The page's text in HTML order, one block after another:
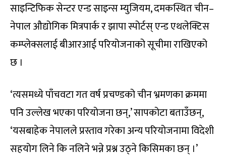
साइन्टिफिक सेन्टर एन्ड साइन्स म्युजियम, दमकस्थित चीन–
नेपाल औद्योगिक मित्रपार्क र झापा स्पोर्टस् एन्ड एथलेक्टिस
कम्प्लेक्सलाई बीआरआई परियोजनाको सूचीमा राखिएको
छ ।
‘त्यसमध्ये पाँचवटा गत वर्ष प्रचण्डको चीन भ्रमणका क्रममा
पनि उल्लेख भएका परियोजना छन्,’ सापकोटा बताउँछन्,
‘यसबाहेक नेपालले प्रस्ताव गरेका अन्य परियोजनामा विदेशी
सहयोग लिने कि नलिने भन्ने प्रश्न उठ्ने किसिमका छन् ।’